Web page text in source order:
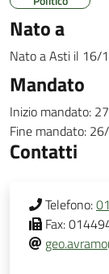
Nato a
Nato aAsti il 16/
Mandato
Inizio mandato:
Fine mandato:
Contatti
Telefono:
Fax: